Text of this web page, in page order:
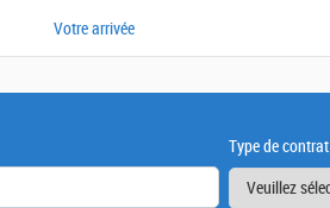
Votre arrivée
Type de contrat